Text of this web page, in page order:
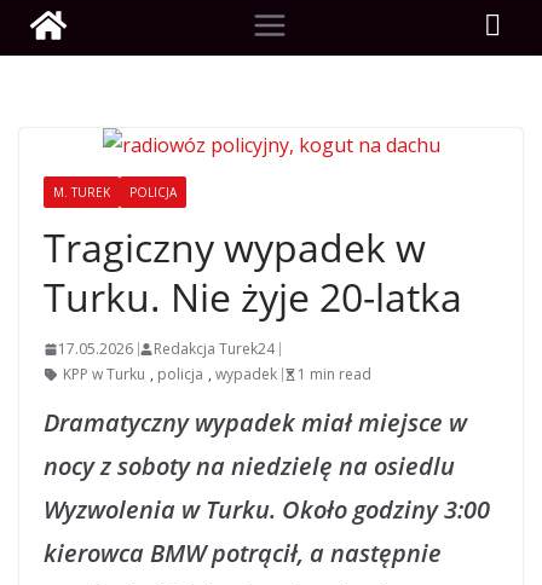
M. TUREK POLICJA
Tragiczny wypadek w
Turku. Nie żyje 20-latka
17.05.2026
Redakcja Turek24
KPP w Turku , policja , wypadek 1 min read
Dramatyczny wypadek miał miejsce w
nocy z soboty na niedzielę na osiedlu
Wyzwolenia w Turku. Około godziny 3:00
kierowca BMW potrącił, a następnie